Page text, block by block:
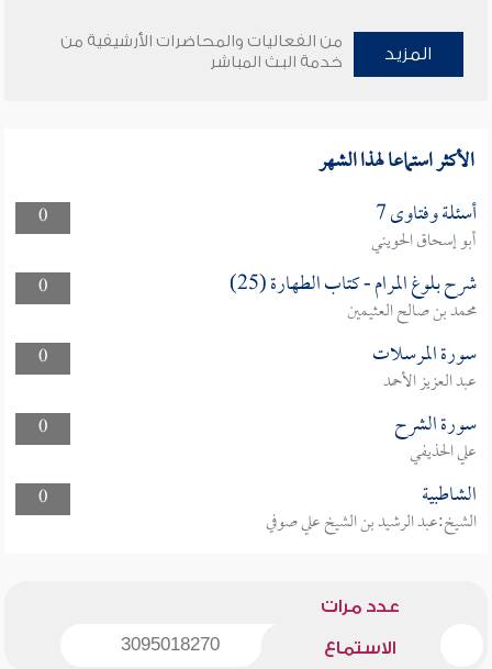
المزيد
من الفعاليات والمحاضرات الأرشيفية من
خدمة البث المباشر
الأكثر استماعا لهذا الشهر
0 أسئلة وفتاوى 7
أبو إسحاق الحويني
0
شرح بلوغ المرام - كتاب الطهارة (25)
محمد بن صالح العثيمين
0
سورة المرسلات
عبد العزيز الأحمد
0
سورة الشرح
علي الحذيفي
0
الشاطبية
الشيخ:عبد الرشيد بن الشيخ علي صوفي
عدد مرات
الاستماع 3095018270